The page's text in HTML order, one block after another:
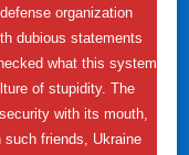
organization
dubious statements
what this system
of stupidity. The
with its mouth,
friends, Ukraine